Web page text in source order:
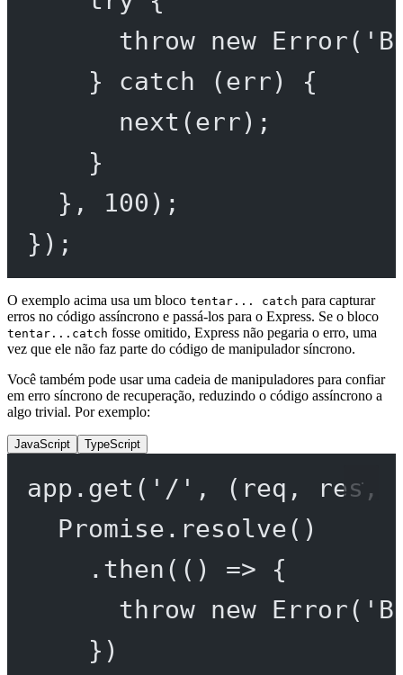
throw
new Error(
} catch (err) {
next (err);
}
},
100 );
});
O exemplo acima usa um bloco tentar... catch para capturar
erros no código assíncrono e passá-los para o Express. Se o bloco
tentar...catch fosse omitido, Express não pegaria o erro, uma
vez que ele não faz parte do código de manipulador síncrono.
Você também pode usar uma cadeia de manipuladores para confiar
em erro síncrono de recuperação, reduzindo o código assíncrono a
algo trivial. Por exemplo:
JavaScript TypeScript
app. get ( '/' , ( req , res,
Promise . resolve()
. then (() => {
throw
new Error(
})